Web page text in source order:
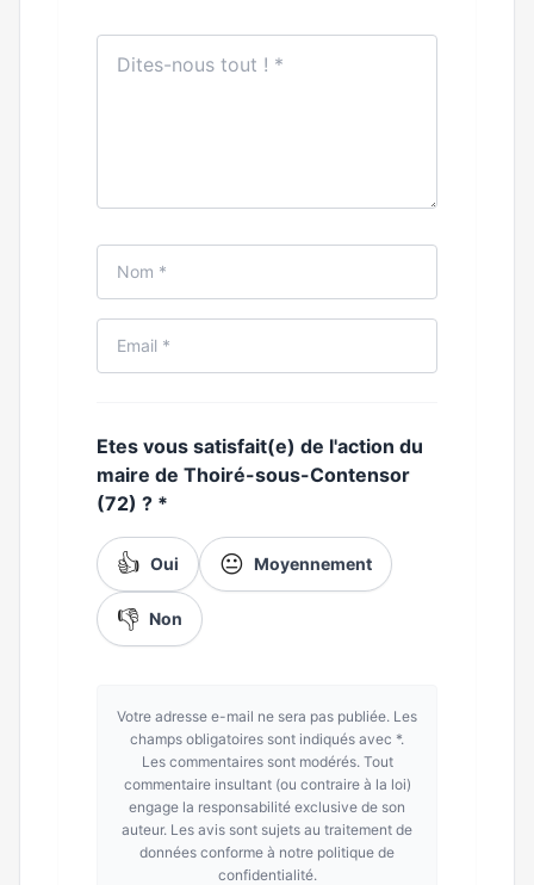
Etes vous satisfait(e) de l'action du
maire de Thoiré-sous-Contensor
(72) ? *
👍 Oui 😐 Moyennement
👎 Non
Votre adresse e-mail ne sera pas publiée. Les
champs obligatoires sont indiqués avec *.
Les commentaires sont modérés. Tout
commentaire insultant (ou contraire à la loi)
engage la responsabilité exclusive de son
auteur. Les avis sont sujets au traitement de
données conforme à notre politique de
confidentialité.